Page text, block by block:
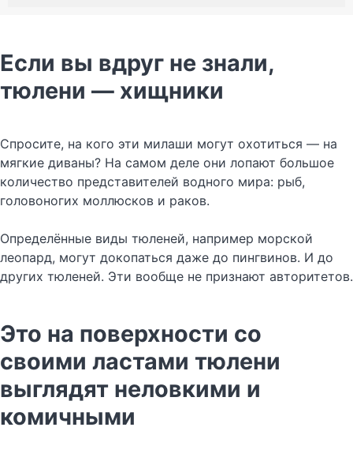
Если вы вдруг не знали,
тюлени — хищники
Спросите, на кого эти милаши могут охотиться — на
мягкие диваны? На самом деле они лопают большое
количество представителей водного мира: рыб,
головоногих моллюсков и раков.
Определённые виды тюленей, например морской
леопард, могут докопаться даже до пингвинов. И до
других тюленей. Эти вообще не признают авторитетов.
Это на поверхности со
своими ластами тюлени
выглядят неловкими и
комичными